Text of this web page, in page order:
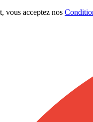
vous acceptez nos